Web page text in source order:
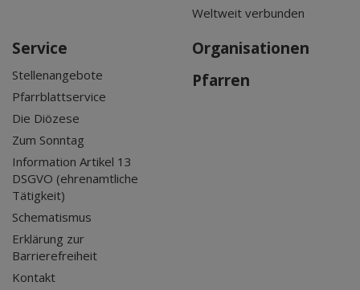
Weltweit verbunden
Service
Stellenangebote
Pfarrblattservice
Die Diözese
Zum Sonntag
Information Artikel 13
DSGVO (ehrenamtliche
Tätigkeit)
Schematismus
Erklärung zur
Barrierefreiheit
Kontakt
Organisationen
Pfarren